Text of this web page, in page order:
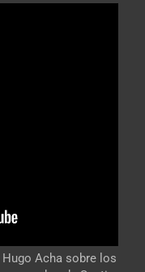
Acha sobre los